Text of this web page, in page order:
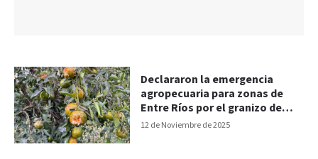
12 de Noviembre de 2025
Declararon la emergencia
agropecuaria para zonas de
Entre Ríos por el granizo de
mayo